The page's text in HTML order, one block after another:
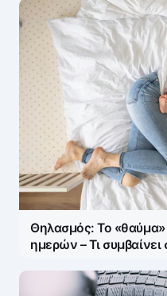
Θηλασμός: Το
ημερών – Τι